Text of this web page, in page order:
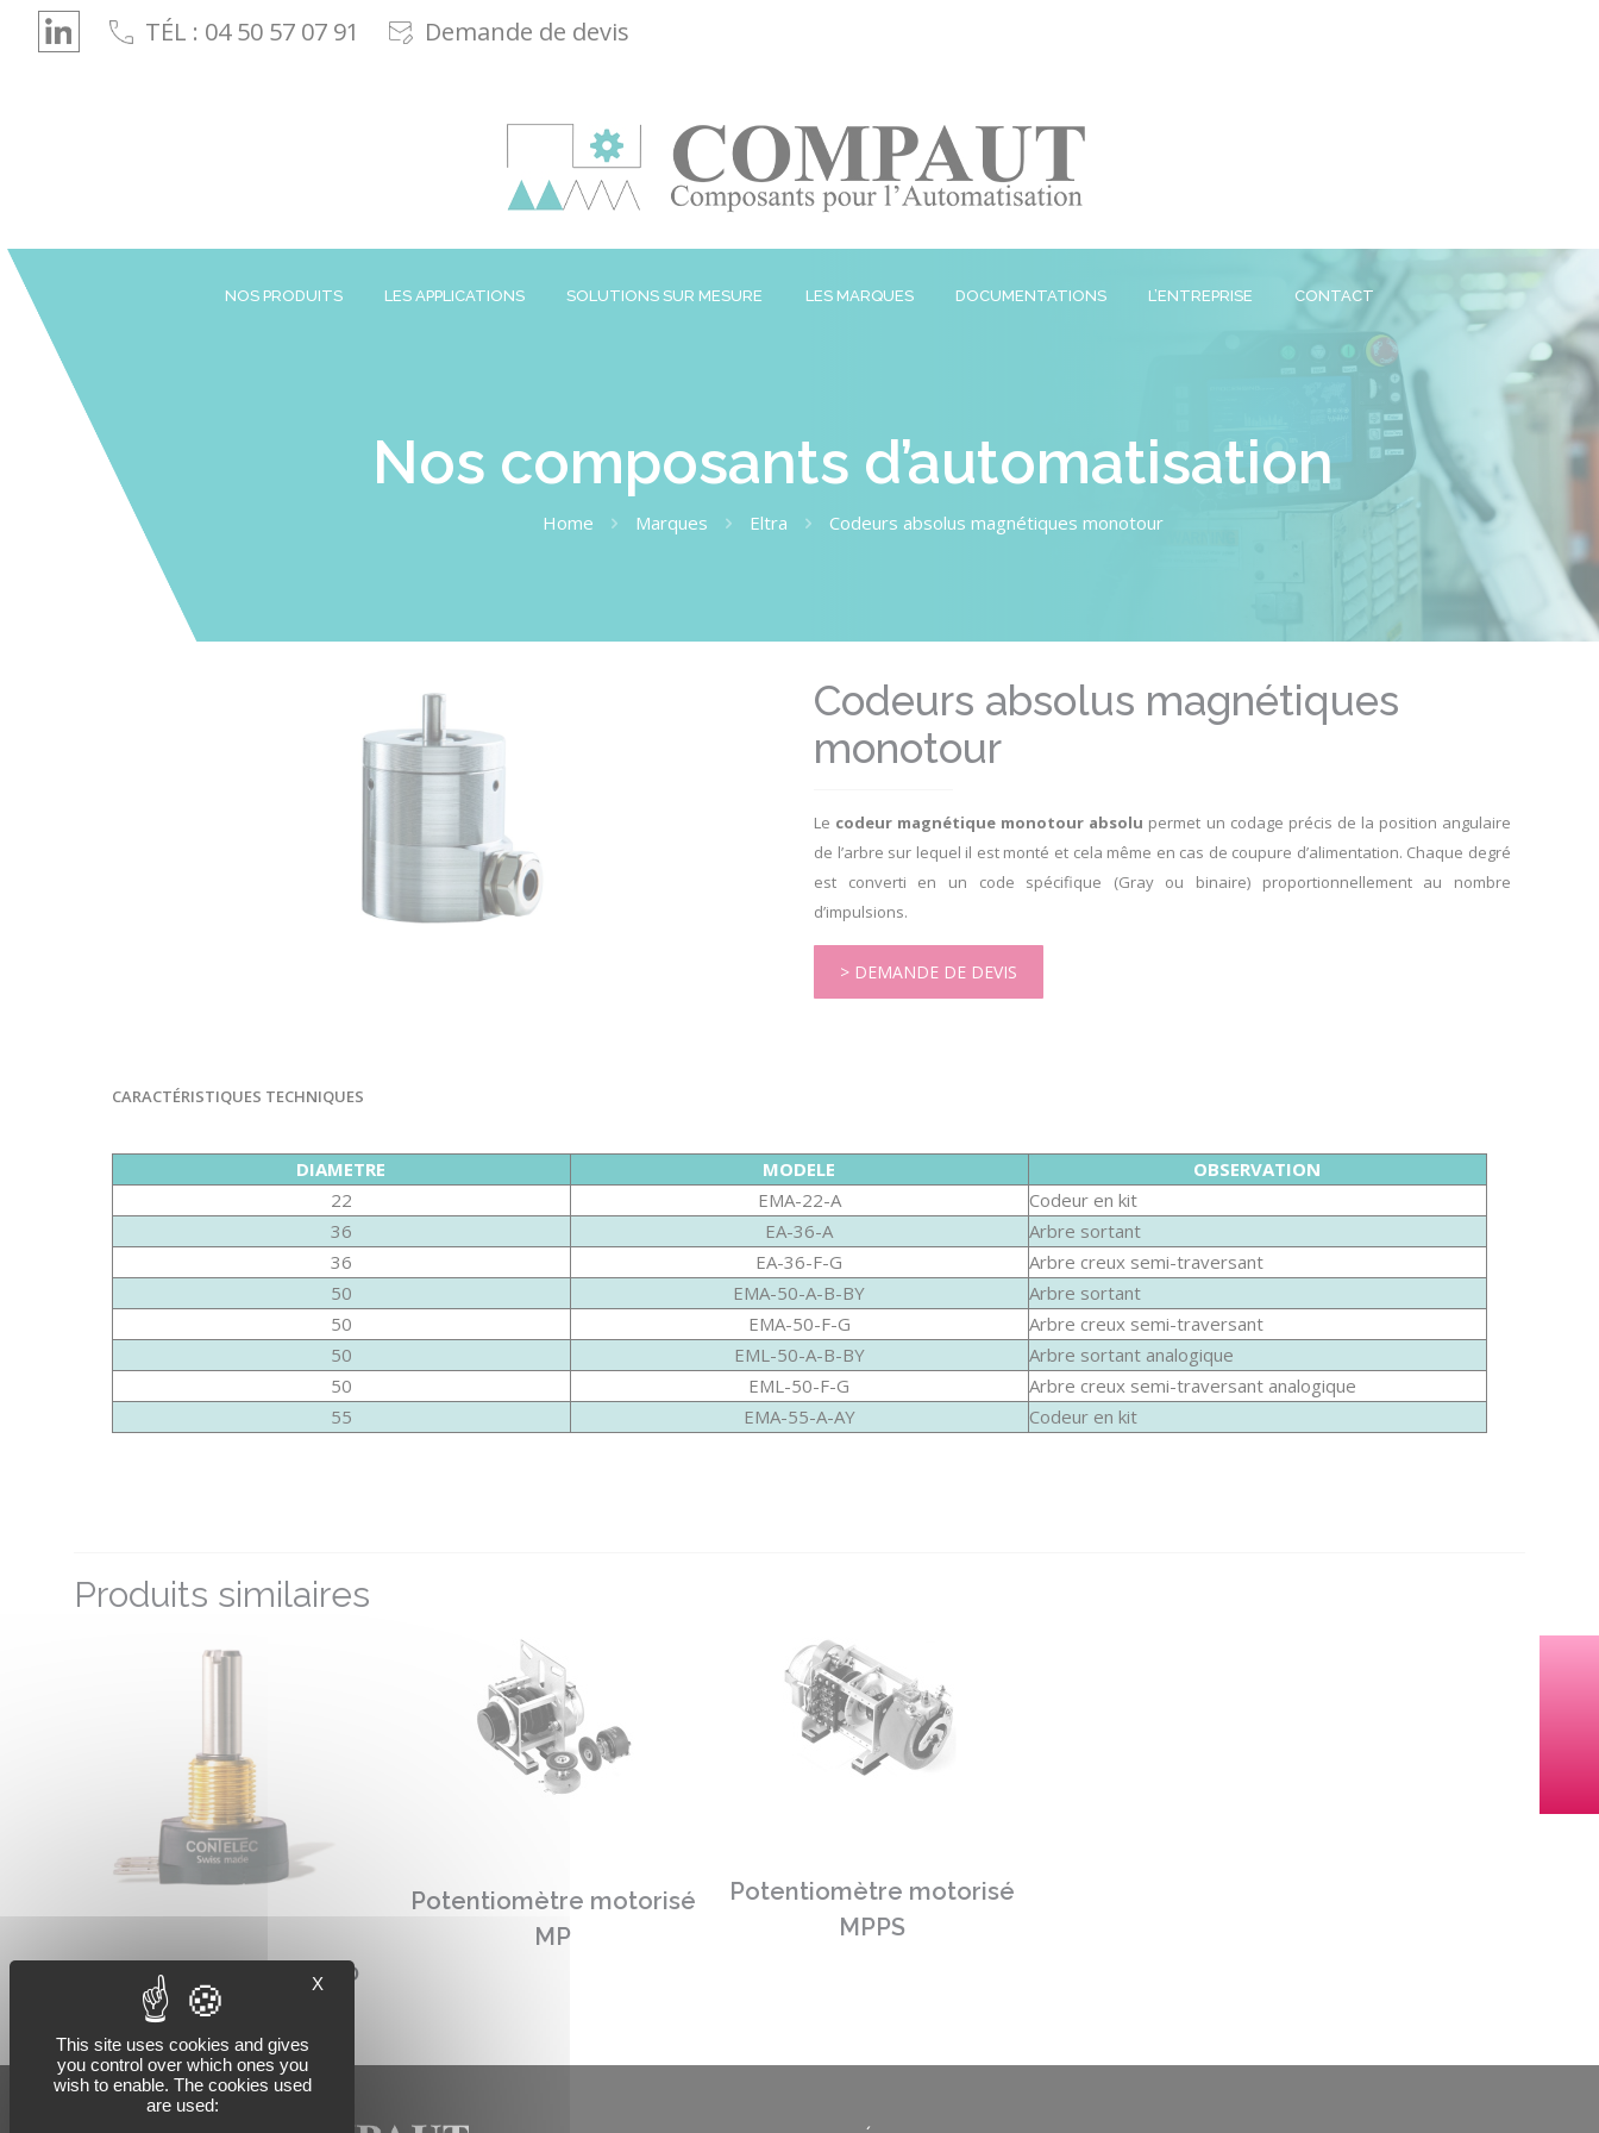
TÉL : 04 50 57 07 91 Demande de devis
NOS PRODUITS LES APPLICATIONS SOLUTIONS SUR MESURE LES MARQUES DOCUMENTATIONS L’ENTREPRISE CONTACT
Nos composants d’automatisation
Home Marques Eltra Codeurs absolus magnétiques monotour
Codeurs absolus magnétiques
monotour
Le codeur magnétique monotour absolu permet un codage précis de la position angulaire
de l’arbre sur lequel il est monté et cela même en cas de coupure d’alimentation. Chaque degré
est converti en un code spécifique (Gray ou binaire) proportionnellement au nombre
d’impulsions.
> DEMANDE DE DEVIS
CARACTÉRISTIQUES TECHNIQUES
DIAMETRE MODELE
OBSERVATION
22
EMA-22-A
Codeur en kit
36
EA-36-A
Arbre sortant
36
EA-36-F-G
Arbre creux semi-traversant
50
EMA-50-A-B-BY
Arbre sortant
50
EMA-50-F-G
Arbre creux semi-traversant
50
EML-50-A-B-BY
Arbre sortant analogique
50
EML-50-F-G
Arbre creux semi-traversant analogique
55
EMA-55-A-AY Codeur en kit
Produits similaires
Potentiomètre PL240
Potentiomètre motorisé
MP
Potentiomètre motorisé
MPPS
Cookies management panel
X
This site uses cookies and gives
you control over which ones you
wish to enable. The cookies used
are used: